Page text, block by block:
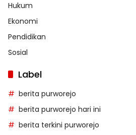
Hukum
Ekonomi
Pendidikan
Sosial
Label
berita purworejo
berita purworejo hari ini
berita terkini purworejo